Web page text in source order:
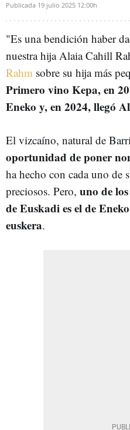
Publicada 19 julio 2025 12:00h
"Es una bendición haber
nuestra hija Alaia Cahill
Rahm sobre su hija más
Primero vino Kepa, en
Eneko y, en 2024, llegó
El vizcaíno, natural de
oportunidad de poner
ha hecho con cada uno de
preciosos. Pero, uno de
de Euskadi es el de
euskera.